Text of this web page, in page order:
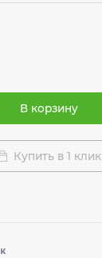
В корзину
Купить в 1 клик